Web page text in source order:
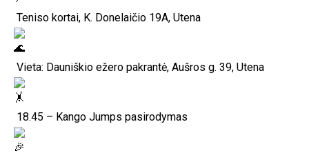
Teniso kortai, K. Donelaičio 19A, Utena
Vieta: Dauniškio ežero pakrantė, Aušros g. 39, Utena
18.45 – Kango Jumps pasirodymas